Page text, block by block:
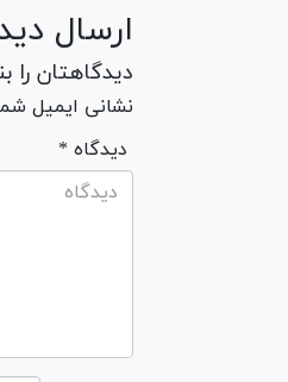
ارسال
دیدگاهتان را
نشانی ایمیل
* دیدگاه